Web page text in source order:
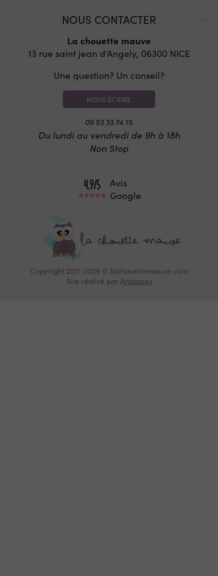
NOUS CONTACTER
La chouette mauve
13 rue saint jean d'Angely, 06300 NICE
Une question? Un conseil?
NOUS ÉCRIRE
09 53 33 74 15
Du lundi au vendredi de 9h à 18h
Non Stop
Avis
Google
Copyright 2017-2026 © lachouettemauve.com
Site réalisé par Arobases